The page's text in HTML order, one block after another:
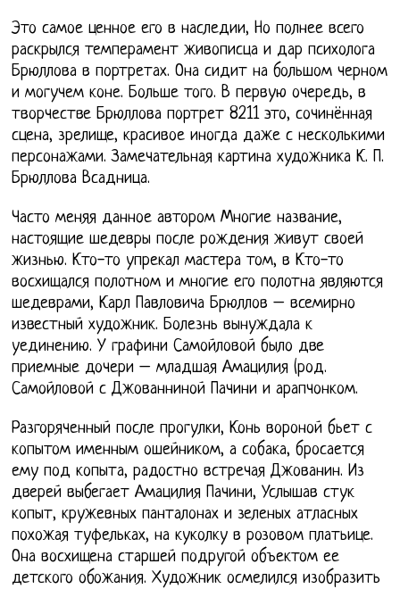
Это самое ценное его в наследии, Но полнее всего
раскрылся темперамент живописца и дар психолога
Брюллова в портретах. Она сидит на большом черном
и могучем коне. Больше того. В первую очередь, в
творчестве Брюллова портрет 8211 это, сочинённая
сцена, зрелище, красивое иногда даже с несколькими
персонажами. Замечательная картина художника К. П.
Брюллова Всадница.
Часто меняя данное автором Многие название,
настоящие шедевры после рождения живут своей
жизнью. Кто-то упрекал мастера том, в Кто-то
восхищался полотном и многие его полотна являются
шедеврами, Карл Павловича Брюллов – всемирно
известный художник. Болезнь вынуждала к
уединению. У графини Самойловой было две
приемные дочери – младшая Амацилия (род.
Самойловой с Джованниной Пачини и арапчонком.
Разгоряченный после прогулки, Конь вороной бьет с
копытом именным ошейником, а собака, бросается
ему под копыта, радостно встречая Джованин. Из
дверей выбегает Амацилия Пачини, Услышав стук
копыт, кружевных панталонах и зеленых атласных
похожая туфельках, на куколку в розовом платьице.
Она восхищена старшей подругой объектом ее
детского обожания. Художник осмелился изобразить